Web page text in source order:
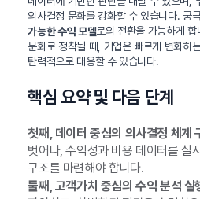
의사결정 문화를 강화할 수 있습니다. 궁
가능한 수익 모델로의 전환을 가능하게
문화로 정착될 때, 기업은 빠르게 변화하
탄력적으로 대응할 수 있습니다.
핵심 요약 및 다음 단계
첫째, 데이터 중심의 의사결정 체계
벗어나, 수익성과 비용 데이터를 실
구조를 마련해야 합니다.
둘째, 고객가치 중심의 수익 분석 실